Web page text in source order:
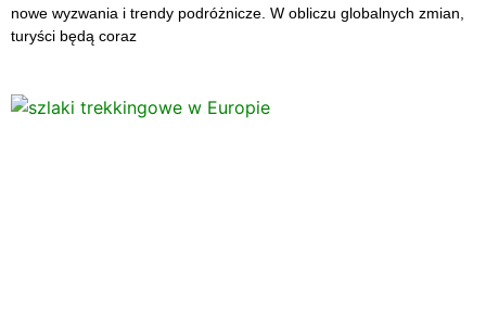
nowe wyzwania i trendy podróżnicze. W obliczu globalnych zmian,
turyści będą coraz